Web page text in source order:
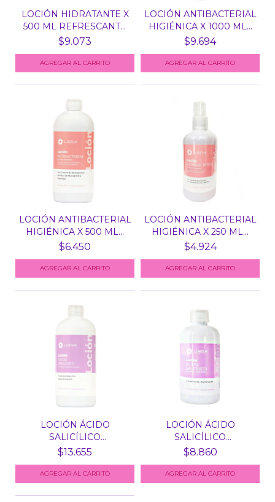
LOCIÓN HIDRATANTE X
500 ML REFRESCANTE
H...
$9.073
LOCIÓN ANTIBACTERIAL
HIGIÉNICA X 1000 ML...
$9.694
LOCIÓN ANTIBACTERIAL
HIGIÉNICA X 500 ML...
$6.450
LOCIÓN ANTIBACTERIAL
HIGIÉNICA X 250 ML...
$4.924
LOCIÓN ÁCIDO
SALICÍLICO
NIACINAMIDA X 50...
$13.655
LOCIÓN ÁCIDO
SALICÍLICO
NIACINAMIDA X 25...
$8.860